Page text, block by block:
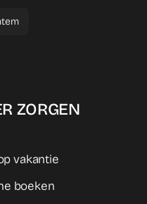
ZORGEN
vakantie
boeken